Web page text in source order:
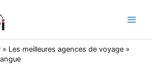
» Les meilleures agences de voyage »